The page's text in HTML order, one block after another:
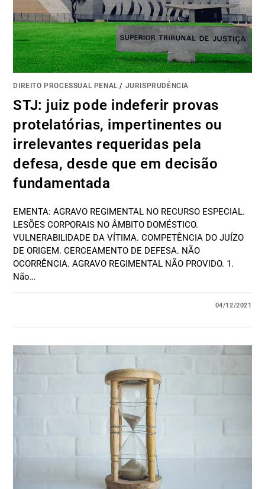
DIREITO PROCESSUAL PENAL / JURISPRUDÊNCIA
STJ: juiz pode indeferir provas
protelatórias, impertinentes ou
irrelevantes requeridas pela
defesa, desde que em decisão
fundamentada
EMENTA: AGRAVO REGIMENTAL NO RECURSO ESPECIAL.
LESÕES CORPORAIS NO ÂMBITO DOMÉSTICO.
VULNERABILIDADE DA VÍTIMA. COMPETÊNCIA DO JUÍZO
DE ORIGEM. CERCEAMENTO DE DEFESA. NÃO
OCORRÊNCIA. AGRAVO REGIMENTAL NÃO PROVIDO. 1.
Não…
04/12/2021